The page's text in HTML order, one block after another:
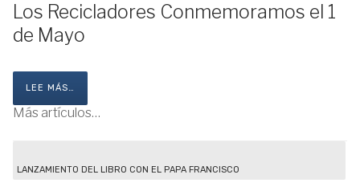
Los Recicladores Conmemoramos el 1
de Mayo
LEE MÁS…
Más artículos…
LANZAMIENTO DEL LIBRO CON EL PAPA FRANCISCO